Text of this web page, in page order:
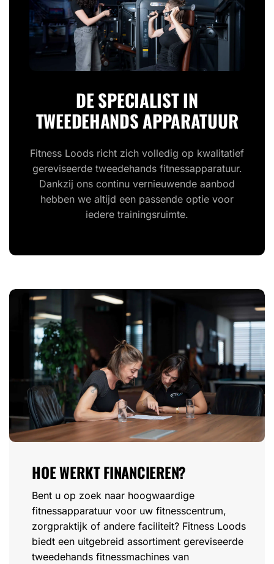
DE SPECIALIST IN
TWEEDEHANDS APPARATUUR
Fitness Loods richt zich volledig op kwalitatief
gereviseerde tweedehands fitnessapparatuur.
Dankzij ons continu vernieuwende aanbod
hebben we altijd een passende optie voor
iedere trainingsruimte.
HOE WERKT FINANCIEREN?
Bent u op zoek naar hoogwaardige
fitnessapparatuur voor uw fitnesscentrum,
zorgpraktijk of andere faciliteit? Fitness Loods
biedt een uitgebreid assortiment gereviseerde
tweedehands fitnessmachines van